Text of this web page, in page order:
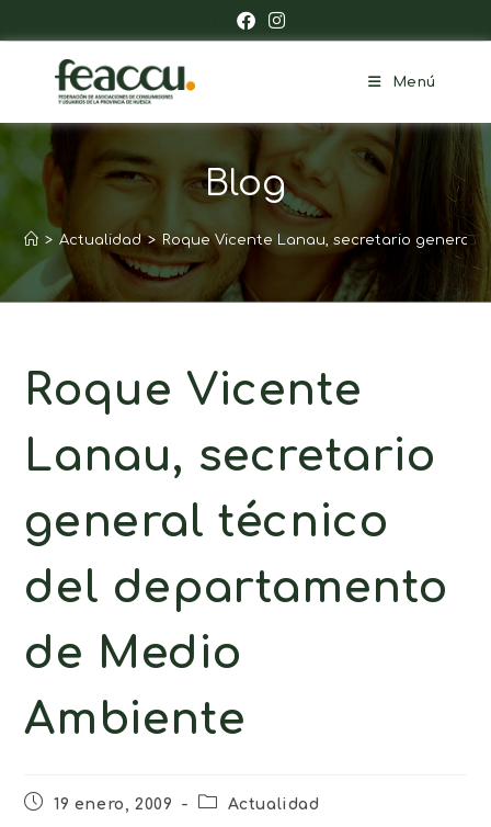
Menú
Blog
> Actualidad > Roque Vicente Lanau, secretario general
Roque Vicente
Lanau, secretario
general técnico
del departamento
de Medio
Ambiente
19 enero, 2009 Actualidad